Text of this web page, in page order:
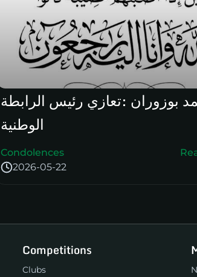
بوزوران :تعازي رئيس الرابطة
الوطنية
2026-05-22
Condolences
Competitions
Clubs